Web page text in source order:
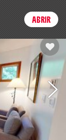
Login
ABRIR